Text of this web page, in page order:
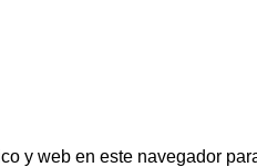
y web en este navegador